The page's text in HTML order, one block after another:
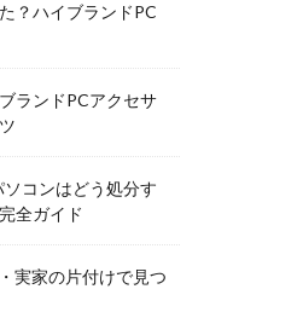
？ハイブランドPC
ランドPCアクセサ
コンはどう処分す
全ガイド
実家の片付けで見つ